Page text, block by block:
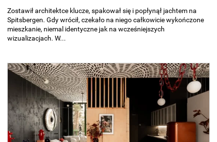
Zostawił architektce klucze, spakował się i popłynął jachtem na
Spitsbergen. Gdy wrócił, czekało na niego całkowicie wykończone
mieszkanie, niemal identyczne jak na wcześniejszych
wizualizacjach. W...